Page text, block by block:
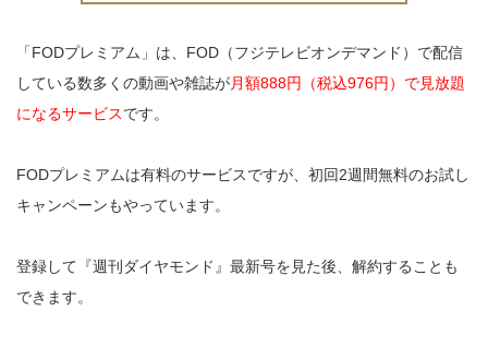
「FODプレミアム」は、FOD（フジテレビオンデマンド）で配信
している数多くの動画や雑誌が月額888円（税込976円）で見放題
になるサービスです。
FODプレミアムは有料のサービスですが、初回2週間無料のお試し
キャンペーンもやっています。
登録して『週刊ダイヤモンド』最新号を見た後、解約することも
できます。